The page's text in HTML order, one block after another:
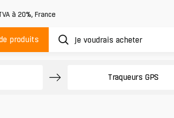
à 20%, France
produits
Traqueurs GPS